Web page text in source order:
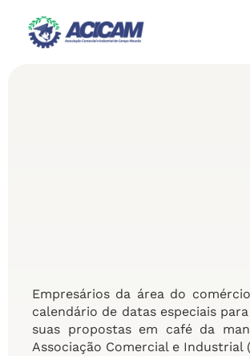
Empresários da área do
calendário de datas especiais
suas propostas em café da
Associação Comercial e Industrial